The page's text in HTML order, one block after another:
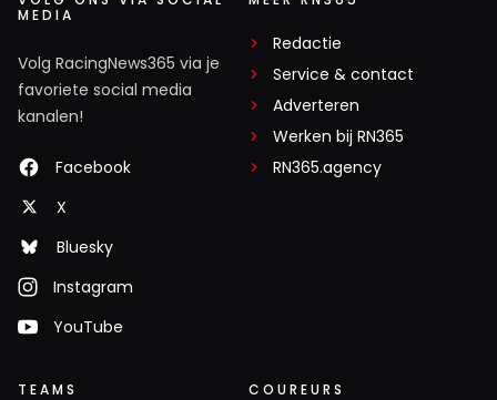
MEDIA
Volg RacingNews365 via je
favoriete social media
kanalen!
Facebook
X
Bluesky
Instagram
YouTube
Redactie
Service & contact
Adverteren
Werken bij RN365
RN365.agency
TEAMS COUREURS